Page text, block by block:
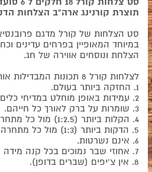
תוצרת קורנינג ארה"ב הצלחות
סט הצלחות של קורל מדגם
במיוחד המאופיין בפרחים עדינים
הצלחת ונוסחים אווירה של חג.
לצלחות קורל 8 תכונות המבדילות אותה מצלחות אחרות:
1. החזקה ביותר בעולם.
2. עמידות באופן מוחלט במדיחי כלים לסוגיהם.
3. שומרות על ברק לאורך כל חייהם.
4. הקלות ביותר (1:2.5) מול כל מתחרה.
5. הדקות ביותר (1:3) מול כל מתחרה.
6. אינם נשרטות.
7. אחוזי שבר נמוכים בכל קנה מידה מוכר.
8. אין צ'יפים (שברים בדופן).